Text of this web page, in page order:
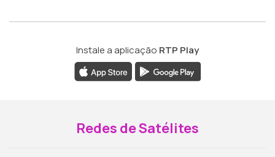
Instale a aplicação RTP Play
Redes de Satélites